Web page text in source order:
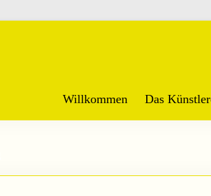
Willkommen Das